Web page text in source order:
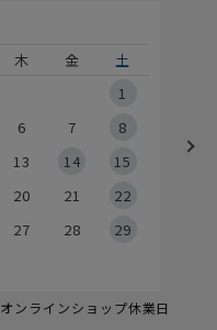
木 金
土
1
6 7
8
13 14
15
20 21
22
27 28
29
オンラインショップ休業日